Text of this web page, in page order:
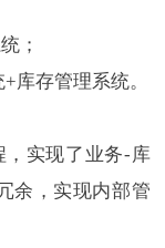
；
库存管理系统。
，实现了业务-库
余，实现内部管